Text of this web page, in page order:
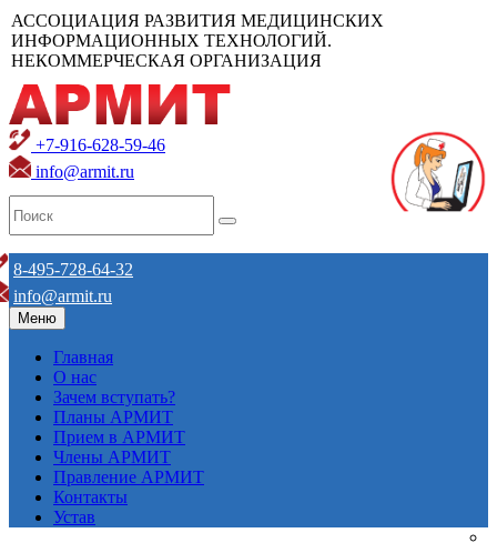
АССОЦИАЦИЯ РАЗВИТИЯ МЕДИЦИНСКИХ
ИНФОРМАЦИОННЫХ ТЕХНОЛОГИЙ.
НЕКОММЕРЧЕСКАЯ ОРГАНИЗАЦИЯ
+7-916-628-59-46
info@armit.ru
8-495-728-64-32
info@armit.ru
Меню
Главная
О нас
Зачем вступать?
Планы АРМИТ
Прием в АРМИТ
Члены АРМИТ
Правление АРМИТ
Контакты
Устав